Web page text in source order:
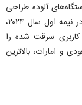
آلوده طراحی
شده‌اند، نیز به‌عنوان یک تهدید رایج برجسته شدند. در نیمه اول سال ۲۰۲۴،
کاربری سرقت شده را
و امارات، بالاترین